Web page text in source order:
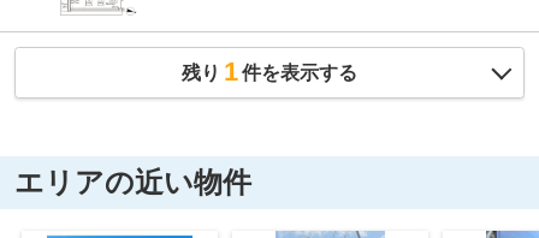
残り 1件を表示する
エリアの近い物件